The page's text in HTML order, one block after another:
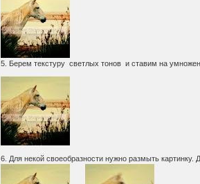
5. Берем текстуру светлых тонов и ставим на
6. Для некой своеобразности нужно размыть